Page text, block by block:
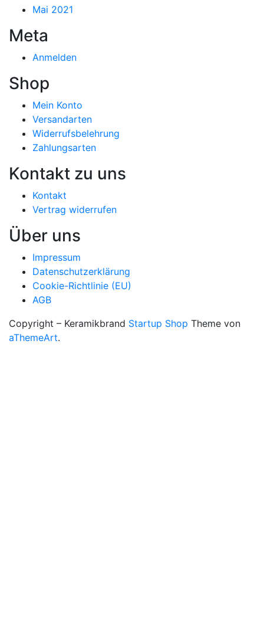
Mai 2021
Meta
Anmelden
Shop
Mein Konto
Versandarten
Widerrufsbelehrung
Zahlungsarten
Kontakt zu uns
Kontakt
Vertrag widerrufen
Über uns
Impressum
Datenschutzerklärung
Cookie-Richtlinie (EU)
AGB
Copyright – Keramikbrand Startup Shop Theme von
aThemeArt.